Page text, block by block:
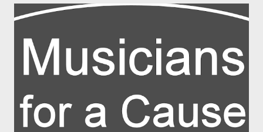
desideravano vedere oltre il loro aspetto fisico. Ad esempio: Un
cosa avreste scritto? Qui l’intero articolo.